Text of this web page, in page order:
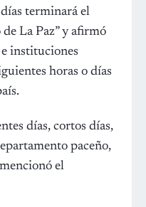
terminará el
La Paz” y afirmó
instituciones
horas o días
días, cortos días,
paceño,
el